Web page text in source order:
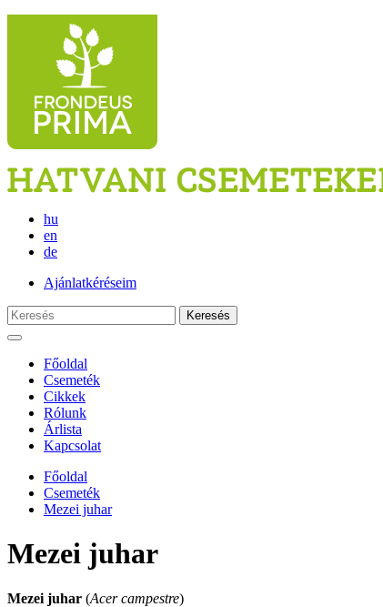
hu
en
de
Ajánlatkéréseim
Keresés
Főoldal
Csemeték
Cikkek
Rólunk
Árlista
Kapcsolat
Főoldal
Csemeték
Mezei juhar
Mezei juhar
Mezei juhar (Acer campestre)